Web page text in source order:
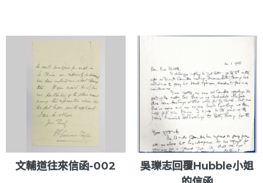
文輔道往來信函-002
吳瓅志回覆Hubble小姐